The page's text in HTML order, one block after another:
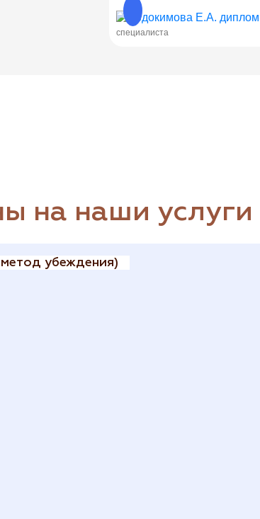
специалиста
на наши услуги
убеждения)